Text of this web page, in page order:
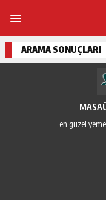
ARAMA SONUÇLARI
en güzel